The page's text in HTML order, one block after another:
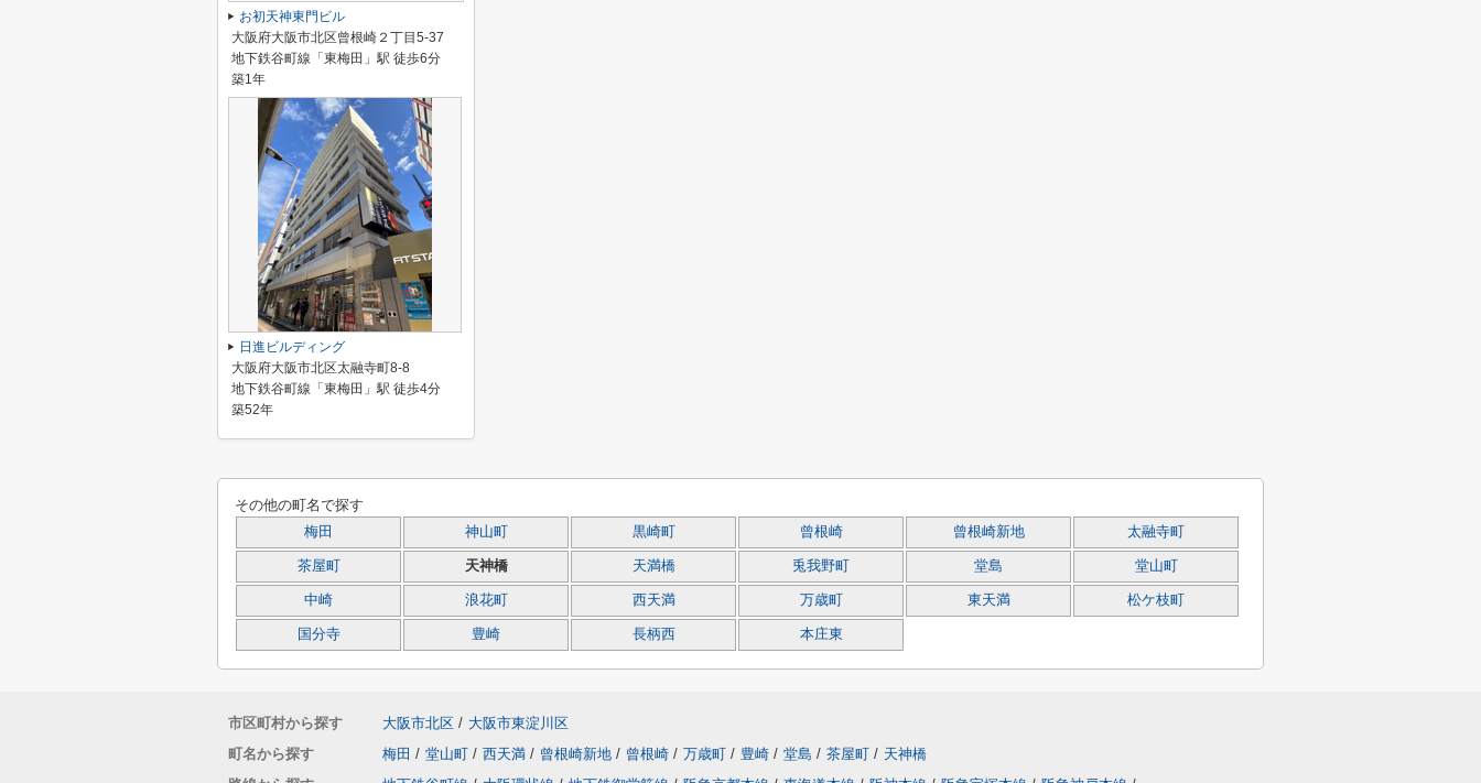
お初天神東門ビル
大阪府大阪市北区曾根崎２丁目5-37
地下鉄谷町線「東梅田」駅 徒歩6分
築1年
日進ビルディング
大阪府大阪市北区太融寺町8-8
地下鉄谷町線「東梅田」駅 徒歩4分
築52年
その他の町名で探す
梅田 神山町 黒崎町 曾根崎 曾根崎新地 太融寺町
茶屋町 天神橋 天満橋 兎我野町 堂島 堂山町
中崎 浪花町 西天満 万歳町 東天満 松ケ枝町
国分寺 豊崎 長柄西 本庄東
市区町村から探す 大阪市北区 / 大阪市東淀川区
町名から探す
梅田 / 堂山町 / 西天満 / 曾根崎新地 / 曾根崎 / 万歳町 / 豊崎 / 堂島 / 茶屋町 / 天神橋